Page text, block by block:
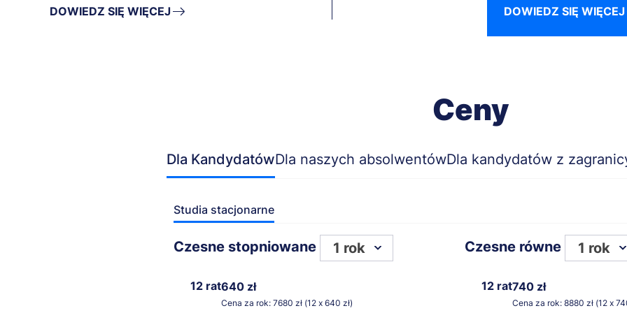
DOWIEDZ SIĘ WIĘCEJ
DOWIEDZ SIĘ WIĘCEJ
Ceny
Dla KandydatówDla naszych absolwentówDla kandydatów z
Studia stacjonarne
Czesne stopniowane 1 rok
12 rat640 zł
Cena za rok: 7680 zł (12 x 640 zł)
10 rat755 zł
Cena za rok: 7550 zł (10 x
Czesne równe 1 rok
12 rat740 zł
Cena za rok: 8880 zł (12 x